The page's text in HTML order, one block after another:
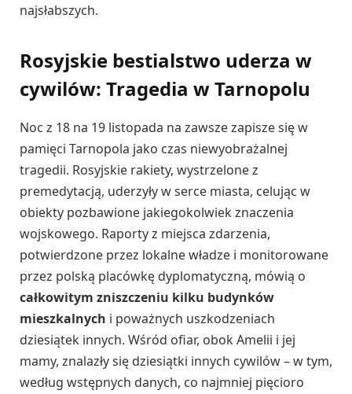
najsłabszych.
Rosyjskie bestialstwo uderza w
cywilów: Tragedia w Tarnopolu
Noc z 18 na 19 listopada na zawsze zapisze się w
pamięci Tarnopola jako czas niewyobrażalnej
tragedii. Rosyjskie rakiety, wystrzelone z
premedytacją, uderzyły w serce miasta, celując w
obiekty pozbawione jakiegokolwiek znaczenia
wojskowego. Raporty z miejsca zdarzenia,
potwierdzone przez lokalne władze i monitorowane
przez polską placówkę dyplomatyczną, mówią o
całkowitym zniszczeniu kilku budynków
mieszkalnych i poważnych uszkodzeniach
dziesiątek innych. Wśród ofiar, obok Amelii i jej
mamy, znalazły się dziesiątki innych cywilów – w tym,
według wstępnych danych, co najmniej pięcioro